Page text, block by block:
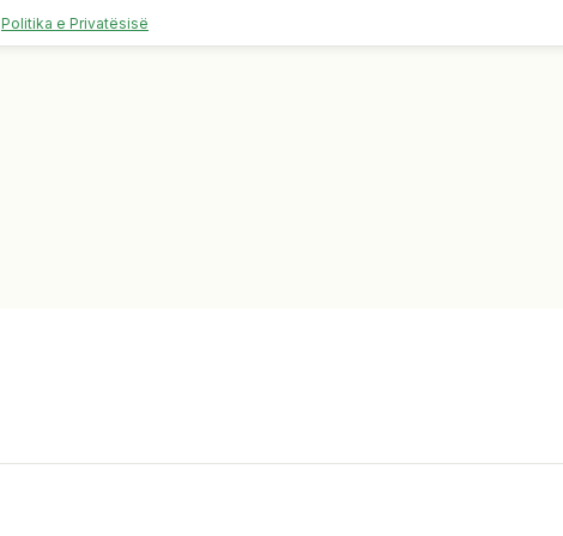
Politika e Privatësisë